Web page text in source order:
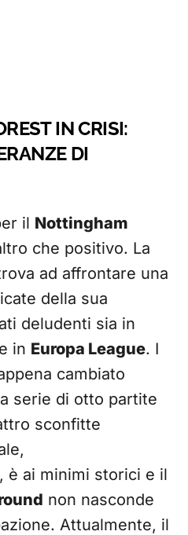
IN CRISI:
DI
il Nottingham
che positivo. La
ad affrontare una
della sua
deludenti sia in
in Europa League. I
cambiato
serie di otto partite
sconfitte
è ai minimi storici e il
non nasconde
Attualmente, il